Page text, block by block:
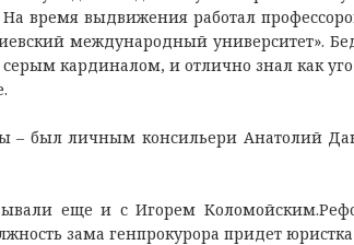
время выдвижения работал
международный университет».
кардиналом, и отлично знал как
– был личным консильери Анатолий
еще и с Игорем
зама генпрокурора придет